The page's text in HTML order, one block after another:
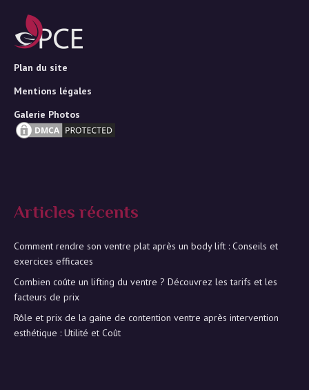
Plan du site
Mentions légales
Galerie Photos
Articles récents
Comment rendre son ventre plat après un body lift : Conseils et
exercices efficaces
Combien coûte un lifting du ventre ? Découvrez les tarifs et les
facteurs de prix
Rôle et prix de la gaine de contention ventre après intervention
esthétique : Utilité et Coût